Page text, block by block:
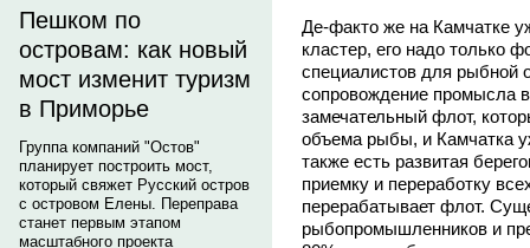
Пешком по
островам: как новый
мост изменит туризм
в Приморье
Группа компаний "Остов"
планирует построить мост,
который свяжет Русский остров
с островом Елены. Переправа
станет первым этапом
масштабного проекта
Де-факто же на Камчатке
кластер, его надо только
специалистов для рыбной
сопровождение промысла
замечательный флот,
объема рыбы, и Камчатка
также есть развитая
приемку и переработку
перерабатывает флот.
рыбопромышленников и